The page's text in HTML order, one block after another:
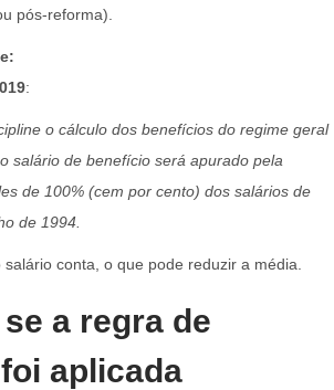
pós-reforma).
:
o cálculo dos benefícios do regime geral
salário de benefício será apurado pela
de 100% (cem por cento) dos salários de
de 1994.
conta, o que pode reduzir a média.
a regra de
aplicada